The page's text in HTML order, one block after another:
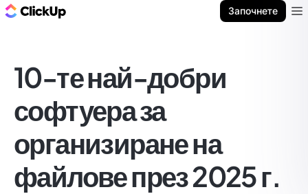
Започнете
10-те най-добри
софтуера за
организиране на
файлове през 2025 г.